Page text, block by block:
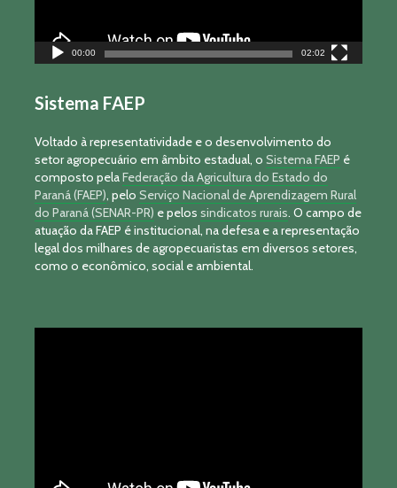
00:00 02:02
Sistema FAEP
Voltado à representatividade e o desenvolvimento do
setor agropecuário em âmbito estadual, o Sistema FAEP é
composto pelaFederação da Agricultura do Estado do
Paraná (FAEP), pelo Serviço Nacional de Aprendizagem Rural
do Paraná (SENAR-PR) e pelos sindicatos rurais. O campo de
atuação da FAEP é institucional, na defesa e a representação
legal dos milhares de agropecuaristas em diversos setores,
como o econômico, social e ambiental.